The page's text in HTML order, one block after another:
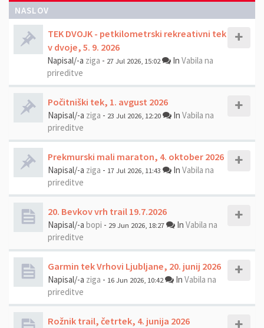
NASLOV
TEK DVOJK - petkilometrski rekreativni tek
v dvoje, 5. 9. 2026
Napisal/-a ziga - 27 Jul 2026, 15:02 In Vabila na
prireditve
Počitniški tek, 1. avgust 2026
Napisal/-a ziga - 23 Jul 2026, 12:20 In Vabila na
prireditve
Prekmurski mali maraton, 4. oktober 2026
Napisal/-a ziga - 17 Jul 2026, 11:43 In Vabila na
prireditve
20. Bevkov vrh trail 19.7.2026
Napisal/-a bopi - 29 Jun 2026, 18:27 In Vabila na
prireditve
Garmin tek Vrhovi Ljubljane, 20. junij 2026
Napisal/-a ziga - 16 Jun 2026, 10:42 In Vabila na
prireditve
Rožnik trail, četrtek, 4. junija 2026